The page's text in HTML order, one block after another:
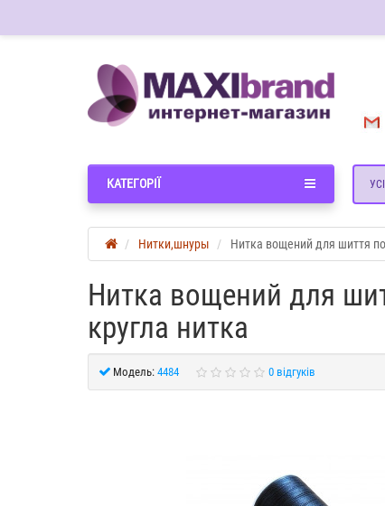
КАТЕГОРІЇ
Нитки,шнуры Нитка вощений для шиття по
Нитка вощений для
кругла нитка
Модель: 4484 0 відгуків